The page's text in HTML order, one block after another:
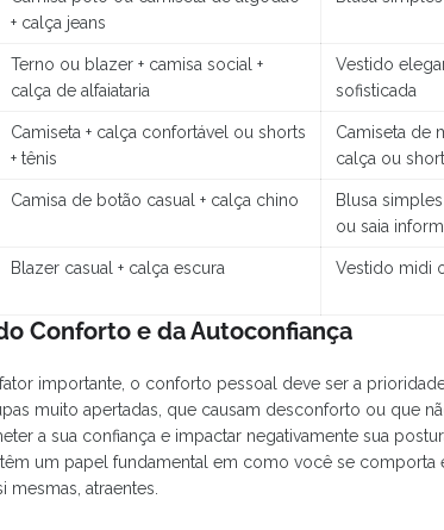
+ calça jeans
Terno ou blazer + camisa social +
calça de alfaiataria
Vestido
sofisticada
Camiseta + calça confortável ou shorts
+ tênis
Camiseta de
calça ou
Camisa de botão casual + calça chino
Blusa
ou saia
Blazer casual + calça escura Vestido midi
Conforto e da Autoconfiança
importante, o conforto pessoal deve ser a
muito apertadas, que causam desconforto ou que
a sua confiança e impactar negativamente sua
um papel fundamental em como você se comporta
mesmas, atraentes.